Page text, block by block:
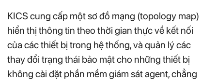
KICS cung cấp một sơ đồ mạng (topology map)
hiển thị thông tin theo thời gian thực về kết nối
của các thiết bị trong hệ thống, và quản lý các
thay đổi trạng thái bảo mật cho những thiết bị
không cài đặt phần mềm giám sát agent, chẳng